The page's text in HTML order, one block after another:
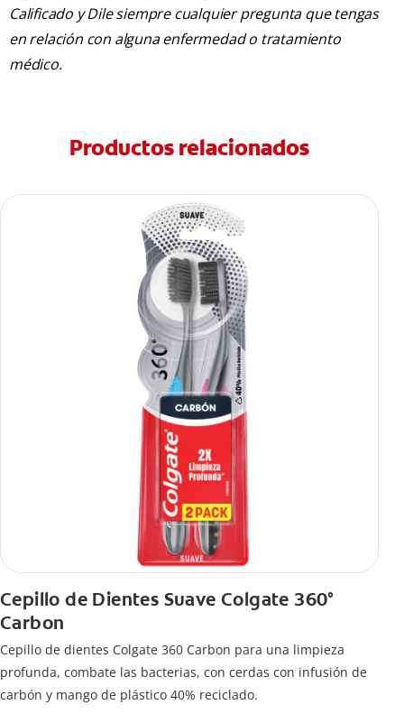
Calificado y Dile siempre cualquier pregunta que tengas
en relación con alguna enfermedad o tratamiento
médico.
Productos relacionados
Cepillo de Dientes Suave Colgate 360°
Carbon
Cepillo de dientes Colgate 360 ​​Carbon para una limpieza
profunda, combate las bacterias, con cerdas con infusión de
carbón y mango de plástico 40% reciclado.